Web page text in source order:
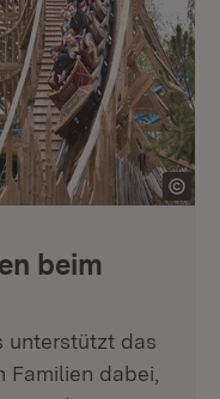
beim
unterstützt das
Familien dabei,